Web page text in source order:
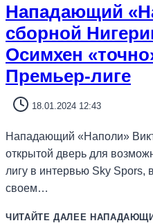
Нападающий
сборной
Осимхен
Премьер-лиге
18.01.2024 12:43
Нападающий «Наполи»
открытой дверь для
лигу в интервью Sky Spors,
своем…
ЧИТАЙТЕ ДАЛЕЕ